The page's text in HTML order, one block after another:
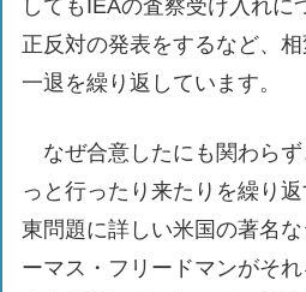
してもIEAの査察受け入れに
正反対の発表をするなど、
一退を繰り返しています。
なぜ合意したにも関わら
っと行ったり来たりを繰り
東問題に詳しい米国の著名
ーマス・フリードマンがそ